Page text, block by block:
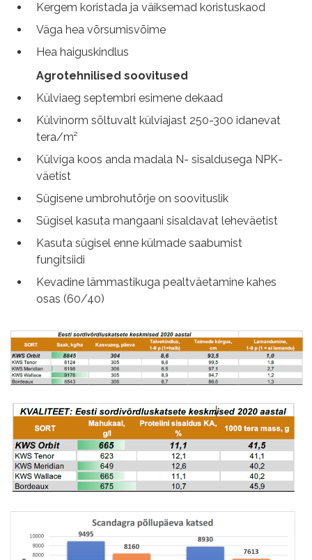
Kergem koristada ja väiksemad koristuskaod
Väga hea võrsumisvõime
Hea haiguskindlus
Agrotehnilised soovitused
Külviaeg septembri esimene dekaad
Külvinorm sõltuvalt külviajast 250-300 idanevat
tera/m²
Külviga koos anda madala N- sisaldusega NPK-
väetist
Sügisene umbrohutõrje on soovituslik
Sügisel kasuta mangaani sisaldavat leheväetist
Kasuta sügisel enne külmade saabumist
fungitsiidi
Kevadine lämmastikuga pealtväetamine kahes
osas (60/40)